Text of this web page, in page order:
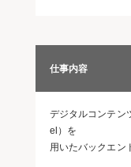
仕事内容
デジタルコンテン
el）を
用いたバックエン